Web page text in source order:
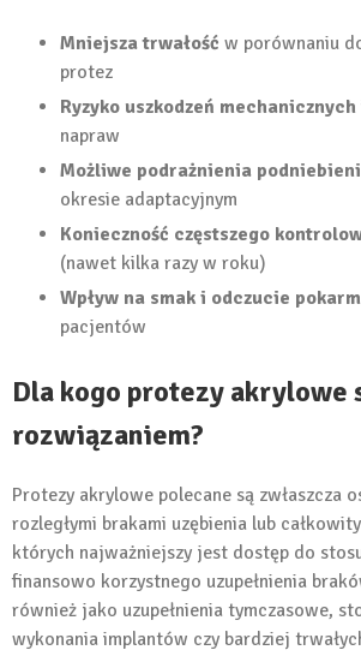
Mniejsza trwałość w porównaniu
protez
Ryzyko uszkodzeń mechanicznych
napraw
Możliwe podrażnienia
okresie adaptacyjnym
Konieczność częstszego
(nawet kilka razy w roku)
Wpływ na smak i odczucie
pacjentów
Dla kogo protezy akrylowe
rozwiązaniem?
Protezy akrylowe polecane są zwłaszcza
rozległymi brakami uzębienia lub
których najważniejszy jest dostęp do
finansowo korzystnego uzupełnienia
również jako uzupełnienia tymczasowe,
wykonania implantów czy bardziej